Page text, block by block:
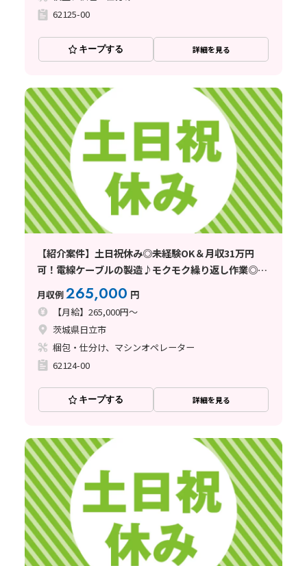
62125-00
キープする 詳細を見る
【紹介案件】土日祝休み◎未経験OK＆月収31万円
可！電線ケーブルの製造♪モクモク繰り返し作業◎社
宅費全額補助
月収例265,000 円
【月給】265,000円～
茨城県日立市
梱包・仕分け、マシンオペレーター
62124-00
キープする 詳細を見る